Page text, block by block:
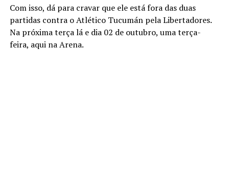
Com isso, dá para cravar que ele está fora das duas
partidas contra o Atlético Tucumán pela Libertadores.
Na próxima terça lá e dia 02 de outubro, uma terça-
feira, aqui na Arena.